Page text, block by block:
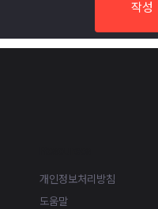
작성
개인정보처리방침
도움말